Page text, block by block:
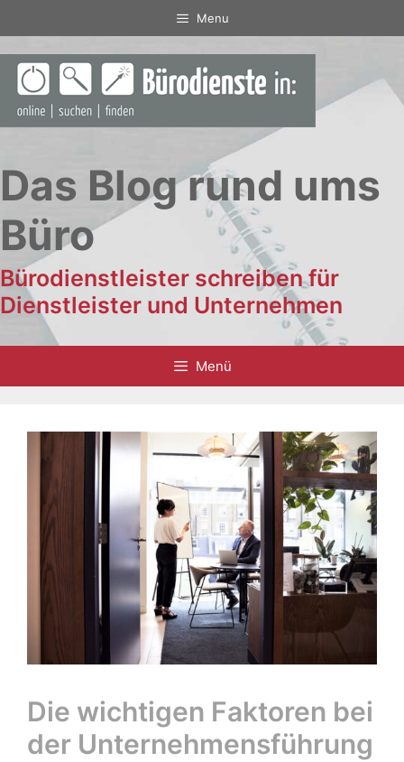
Inhalt
springen
Menu
Das Blog rund ums
Büro
Bürodienstleister schreiben für
Dienstleister und Unternehmen
Menü
Die wichtigen Faktoren bei
der Unternehmensführung